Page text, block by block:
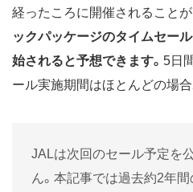
経ったころに開催されることが
ックパッケージのタイムセー
始されると予想できます。 5日
ール実施期間はほとんどの場合
JALは次回のセール予定を
ん。本記事では過去約2年間